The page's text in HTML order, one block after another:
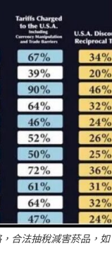
合法抽稅減害菸品，如